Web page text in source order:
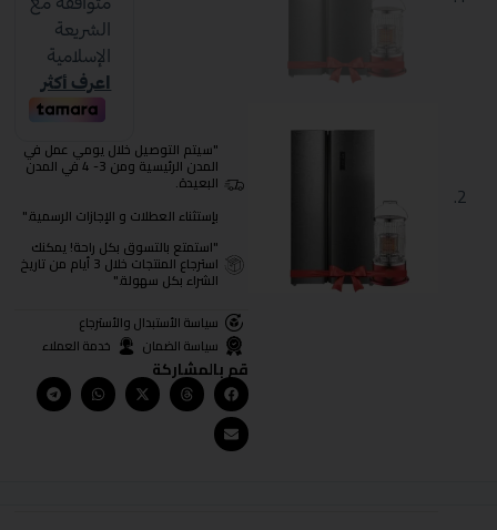
"سيتم التوصيل خلال يومي عمل في
المدن الرئيسية ومن 3- 4 في المدن
البعيدة.
بإستثناء العطلات و الإجازات الرسمية."
"استمتع بالتسوق بكل راحة! يمكنك
استرجاع المنتجات خلال 3 أيام من تاريخ
الشراء بكل سهولة."
سياسة الأستبدال والأسترجاع
سياسة الضمان
خدمة العملاء
قم بالمشاركة